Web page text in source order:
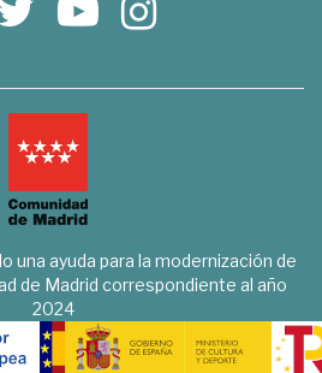
una ayuda para la modernización de
de Madrid correspondiente al año
2024